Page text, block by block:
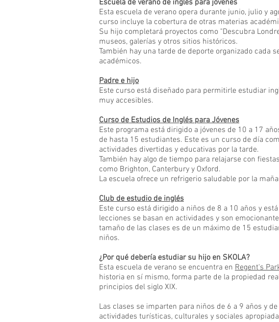
Escuela de verano de inglés para jóvenes
Esta escuela de verano opera durante junio, julio y
curso incluye la cobertura de otras materias
Su hijo completará proyectos como "Descubra
museos, galerías y otros sitios históricos.
También hay una tarde de deporte organizado cada
académicos.
Padre e hijo
Este curso está diseñado para permitirle estudiar
muy accesibles.
Curso de Estudios de Inglés para Jóvenes
Este programa está dirigido a jóvenes de 10 a 17
de hasta 15 estudiantes. Este es un curso de día
actividades divertidas y educativas por la tarde.
También hay algo de tiempo para relajarse con
como Brighton, Canterbury y Oxford.
La escuela ofrece un refrigerio saludable por la
Club de estudio de inglés
Este curso está dirigido a niños de 8 a 10 años y
lecciones se basan en actividades y son
tamaño de las clases es de un máximo de 15
niños.
¿Por qué debería estudiar su hijo en SKOLA?
Esta escuela de verano se encuentra en Regent's
historia en sí mismo, forma parte de la propiedad
principios del siglo XIX.
Las clases se imparten para niños de 6 a 9 años y
actividades turísticas, culturales y sociales